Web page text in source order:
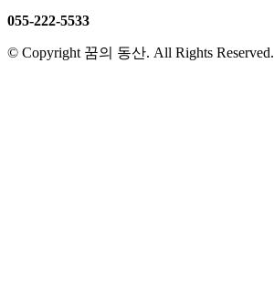
055-222-5533
© Copyright 꿈의 동산. All Rights Reserved.